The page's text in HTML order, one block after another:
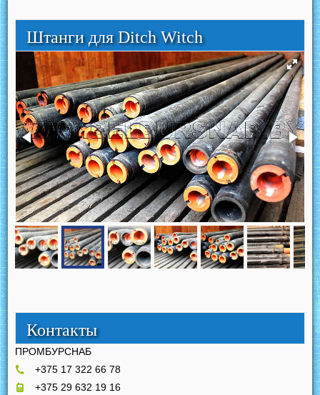
Штанги для Ditch Witch
Контакты
ПРОМБУРСНАБ
+375 17 322 66 78
+375 29 632 19 16